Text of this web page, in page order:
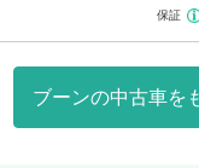
保証
ブーンの中古車を